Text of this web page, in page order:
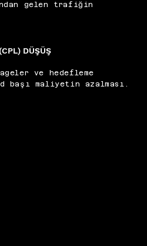
gelen trafiğin
DÜŞÜŞ
ve hedefleme
başı maliyetin azalması.